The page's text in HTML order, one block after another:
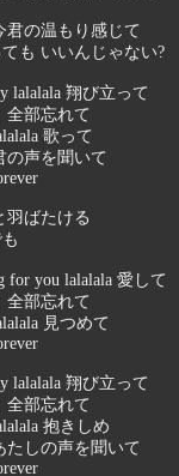
君の温もり感じて
も いいんじゃない?
lalalala 翔び立って
全部忘れて
歌って
の声を聞いて
羽ばたける
for you lalalala 愛して
全部忘れて
見つめて
lalalala 翔び立って
全部忘れて
抱きしめ
たしの声を聞いて